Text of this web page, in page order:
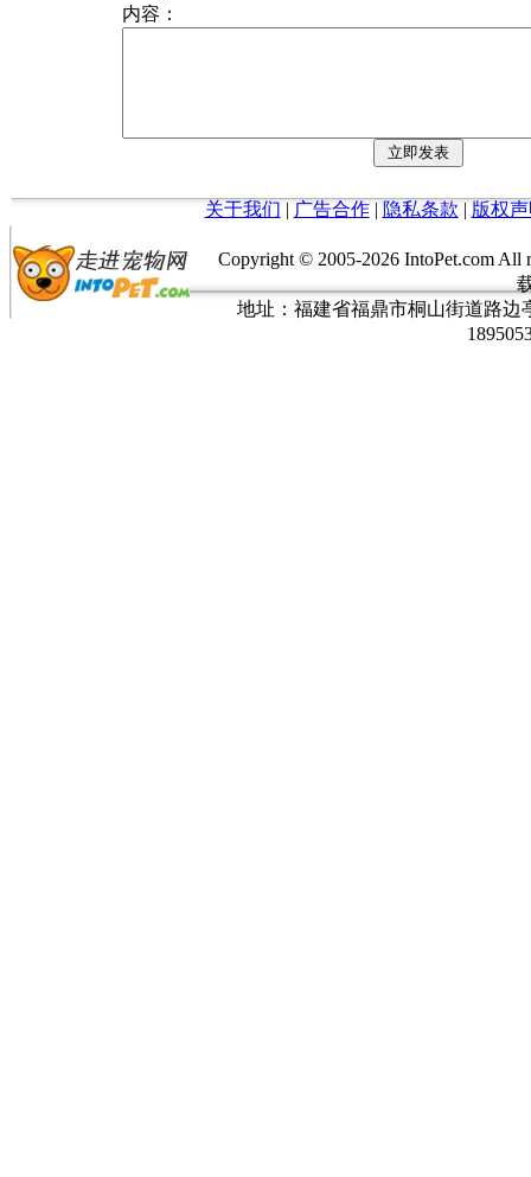
内容：
关于我们 | 广告合作| 隐私条款 | 版权
Copyright © 2005-2026 IntoPet.com
地址：福建省福鼎市桐山街道路边